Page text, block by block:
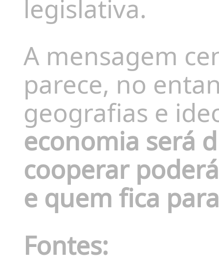
A mensagem
parece, no
geografias e
economia será
cooperar
e quem fica
Fontes: